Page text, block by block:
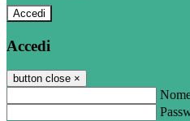
Accedi
Accedi
button close ×